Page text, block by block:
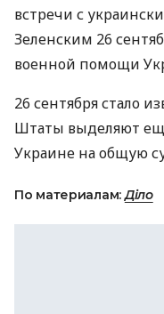
встречи с
Зеленским 26
военной помощи
26 сентября стало
Штаты выделяют
Украине на общую
По материалам:Діло